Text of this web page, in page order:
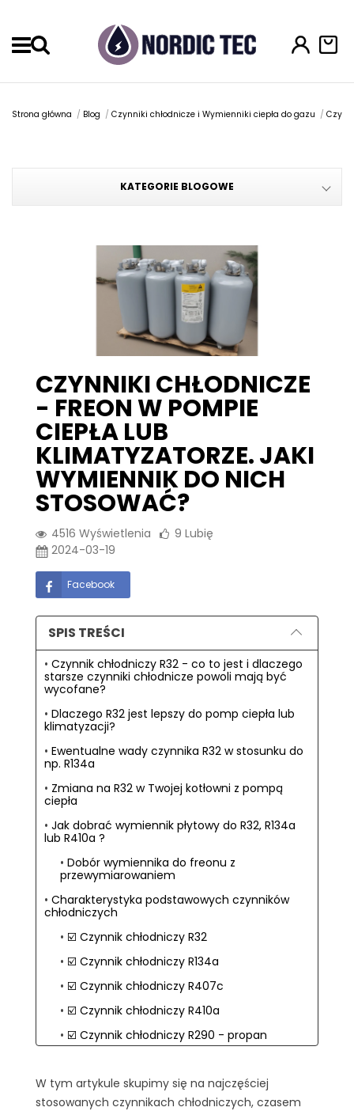
Strona główna Blog Czynniki chłodnicze i Wymienniki ciepła do gazu
KATEGORIE BLOGOWE
CZYNNIKI CHŁODNICZE
- FREON W POMPIE
CIEPŁA LUB
KLIMATYZATORZE. JAKI
WYMIENNIK DO NICH
STOSOWAĆ?
4516 Wyświetlenia 9 Lubię
2024-03-19
Facebook
SPIS TREŚCI
Czynnik chłodniczy R32 - co to jest i dlaczego
starsze czynniki chłodnicze powoli mają być
wycofane?
Dlaczego R32 jest lepszy do pomp ciepła lub
klimatyzacji?
Ewentualne wady czynnika R32 w stosunku do
np. R134a
Zmiana na R32 w Twojej kotłowni z pompą
ciepła
Jak dobrać wymiennik płytowy do R32, R134a
lub R410a ?
Dobór wymiennika do freonu z
przewymiarowaniem
Charakterystyka podstawowych czynników
chłodniczych
☑️ Czynnik chłodniczy R32
☑️ Czynnik chłodniczy R134a
☑️ Czynnik chłodniczy R407c
☑️ Czynnik chłodniczy R410a
☑️ Czynnik chłodniczy R290 - propan
☑️ Czynnik chłodniczy R22 - protoplasta
wszystkich czynników (wycofany)
W tym artykule skupimy się na najczęściej
stosowanych czynnikach chłodniczych, czasem